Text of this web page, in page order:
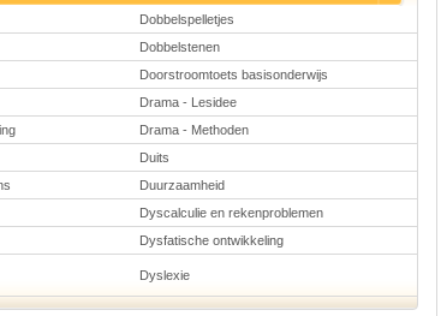
Dobbelspelletjes
Dobbelstenen
Doorstroomtoets basisonderwijs
Drama - Lesidee
Drama - Methoden
Duits
Duurzaamheid
Dyscalculie en rekenproblemen
Dysfatische ontwikkeling
Dyslexie